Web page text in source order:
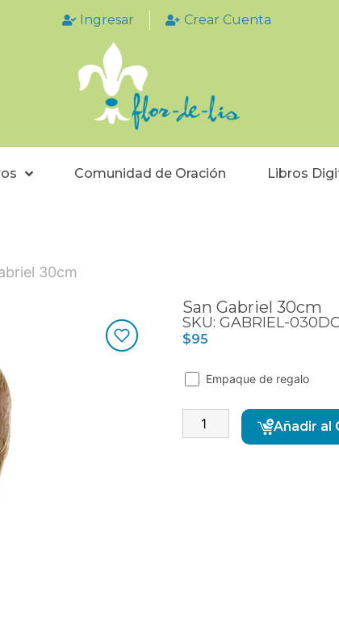
Ingresar Crear Cuenta
Comunidad de Oración Libros
30cm
San Gabriel 30cm
SKU: GABRIEL-030DC
$95
Empaque de regalo
Añadir al